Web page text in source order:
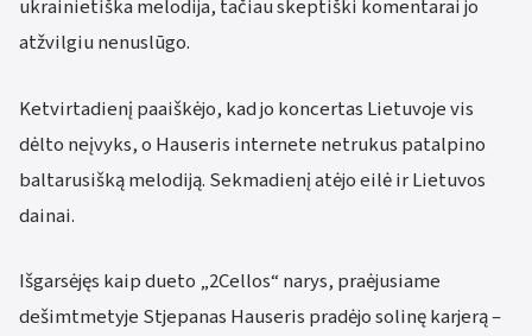
ukrainietiška melodija, tačiau skeptiški komentarai jo
atžvilgiu nenuslūgo.
Ketvirtadienį paaiškėjo, kad jo koncertas Lietuvoje vis
dėlto neįvyks, o Hauseris internete netrukus patalpino
baltarusišką melodiją. Sekmadienį atėjo eilė ir Lietuvos
dainai.
Išgarsėjęs kaip dueto „2Cellos“ narys, praėjusiame
dešimtmetyje Stjepanas Hauseris pradėjo solinę karjerą –